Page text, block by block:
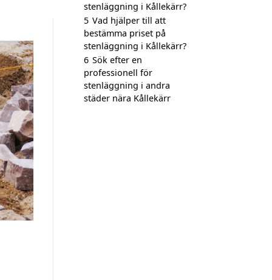
stenläggning i Kållekärr?
5 Vad hjälper till att
bestämma priset på
stenläggning i Kållekärr?
6 Sök efter en
professionell för
stenläggning i andra
städer nära Kållekärr